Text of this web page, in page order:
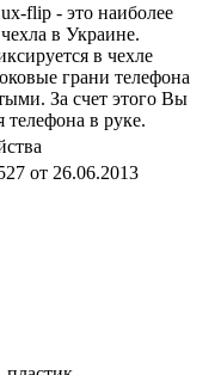
flip - это наиболее
в Украине.
в чехле
грани телефона
За счет этого Вы
телефона в руке.
от 26.06.2013